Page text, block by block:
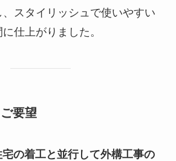
スタイリッシュで使いやすい
仕上がりました。
要望
宅の着工と並行して外構工事の